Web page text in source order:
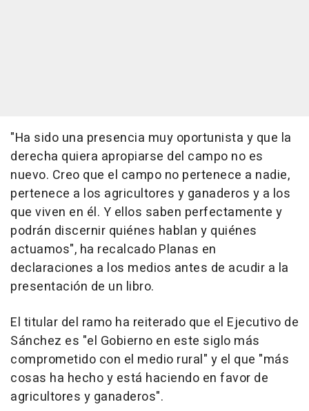
"Ha sido una presencia muy oportunista y que la
derecha quiera apropiarse del campo no es
nuevo. Creo que el campo no pertenece a nadie,
pertenece a los agricultores y ganaderos y a los
que viven en él. Y ellos saben perfectamente y
podrán discernir quiénes hablan y quiénes
actuamos", ha recalcado Planas en
declaraciones a los medios antes de acudir a la
presentación de un libro.
El titular del ramo ha reiterado que el Ejecutivo de
Sánchez es "el Gobierno en este siglo más
comprometido con el medio rural" y el que "más
cosas ha hecho y está haciendo en favor de
agricultores y ganaderos".